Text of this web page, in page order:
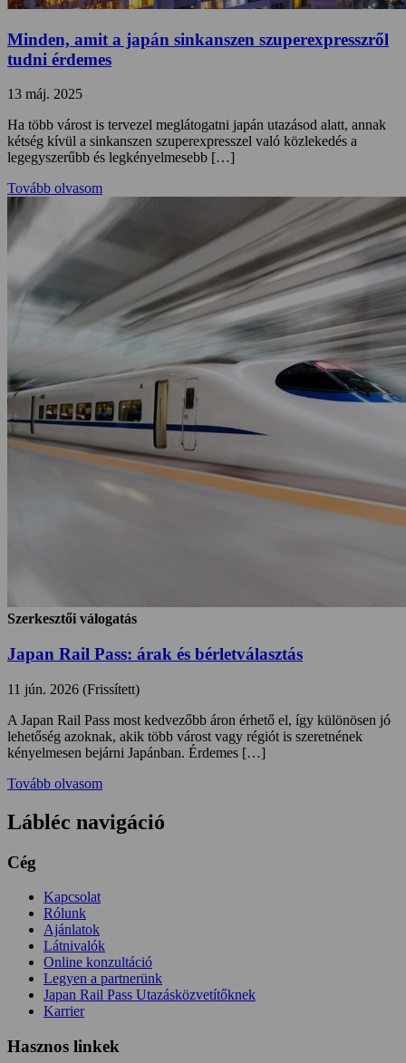
Minden, amit a japán sinkanszen szuperexpresszről
tudni érdemes
13 máj. 2025
Ha több várost is tervezel meglátogatni japán utazásod alatt, annak
kétség kívül a sinkanszen szuperexpresszel való közlekedés a
legegyszerűbb és legkényelmesebb […]
Tovább olvasom
Szerkesztői válogatás
Japan Rail Pass: árak és bérletválasztás
11 jún. 2026 (Frissített)
A Japan Rail Pass most kedvezőbb áron érhető el, így különösen jó
lehetőség azoknak, akik több várost vagy régiót is szeretnének
kényelmesen bejárni Japánban. Érdemes […]
Tovább olvasom
Lábléc navigáció
Cég
Kapcsolat
Rólunk
Ajánlatok
Látnivalók
Online konzultáció
Legyen a partnerünk
Japan Rail Pass Utazásközvetítőknek
Karrier
Hasznos linkek